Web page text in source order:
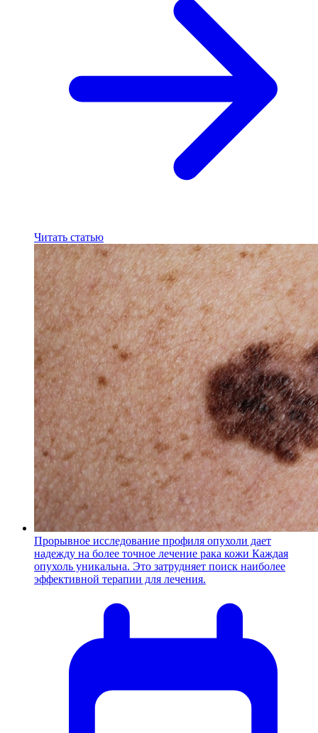
Читать статью
Прорывное исследование профиля опухоли дает
надежду на более точное лечение рака кожи Каждая
опухоль уникальна. Это затрудняет поиск наиболее
эффективной терапии для лечения.